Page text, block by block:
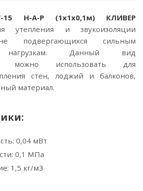
15 Н-А-Р (1x1x0,1м) КЛИВЕР
утепления и звукоизоляции
подвергающихся сильным
нагрузкам. Данный вид
можно использовать для
стен, лоджий и балконов,
материал.
0,04 мВт
0,1 МПа
1,5 кг/м3